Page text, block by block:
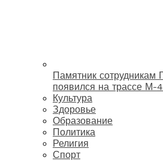
Памятник сотрудникам
появился на трассе М-
Культура
Здоровье
Образование
Политика
Религия
Спорт